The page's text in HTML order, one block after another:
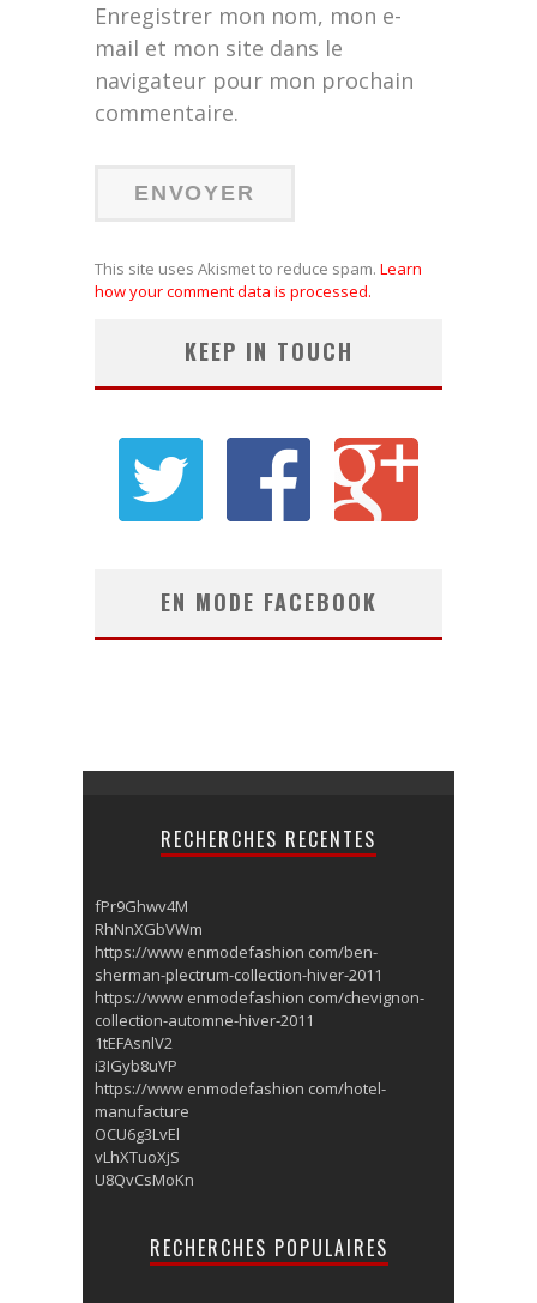
Enregistrer mon nom, mon e-
mail et mon site dans le
navigateur pour mon prochain
commentaire.
This site uses Akismet to reduce spam. Learn
how your comment data is processed.
KEEP IN TOUCH
EN MODE FACEBOOK
RECHERCHES RECENTES
fPr9Ghwv4M
RhNnXGbVWm
https://www enmodefashion com/ben-
sherman-plectrum-collection-hiver-2011
https://www enmodefashion com/chevignon-
collection-automne-hiver-2011
1tEFAsnlV2
i3IGyb8uVP
https://www enmodefashion com/hotel-
manufacture
OCU6g3LvEl
vLhXTuoXjS
U8QvCsMoKn
RECHERCHES POPULAIRES